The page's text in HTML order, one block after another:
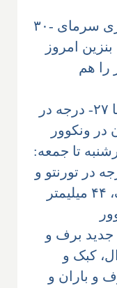
اعلان وضعیت اضطراری سرمای -۳۰
امروز
لیتر را هم
موج جدید برف و سرما ۲۷- درجه در
در ونکوور
تا جمعه:
برف، -۲۶ درجه در تورنتو و
مونترال؛ ۳ سانت برف، ۴۴ میلیمتر
برف و
کبک و
و باران و